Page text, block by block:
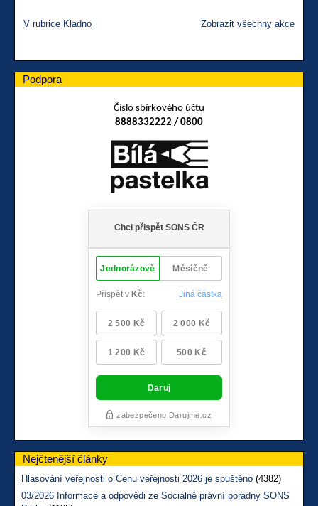
V rubrice Kladno Zobrazit všechny akce
Podpora
Číslo sbírkového účtu
8888332222 / 0800
Nejčtenější články
Hlasování veřejnosti o Cenu veřejnosti 2026 je spuštěno (4382)
03/2026 Informace a odpovědi ze Sociálně právní poradny SONS